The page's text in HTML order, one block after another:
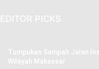
EDITOR PICKS
Tumpukan Sampah Jalan
Wilayah Makassar